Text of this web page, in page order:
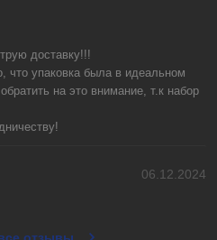
доставку!!!
что упаковка была в идеальном
на это внимание, т.к набор
06.12.2024
отзывы